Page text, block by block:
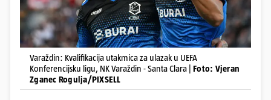
Varaždin: Kvalifikacija utakmica za ulazak u UEFA
Konferencijsku ligu, NK Varaždin - Santa Clara | Foto: Vjeran
Zganec Rogulja/PIXSELL